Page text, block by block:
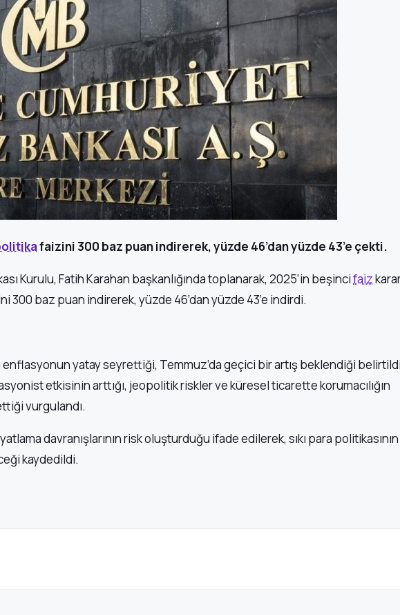
faizini 300 baz puan indirerek, yüzde 46’dan yüzde 43’e çekti.
Kurulu, Fatih Karahan başkanlığında toplanarak, 2025’in beşincifaiz
300 baz puan indirerek, yüzde 46’dan yüzde 43’e indirdi.
enflasyonun yatay seyrettiği, Temmuz’da geçici bir artış beklendiği
etkisinin arttığı, jeopolitik riskler ve küresel ticarette korumacılığın
vurgulandı.
davranışlarının risk oluşturduğu ifade edilerek, sıkı para
kaydedildi.